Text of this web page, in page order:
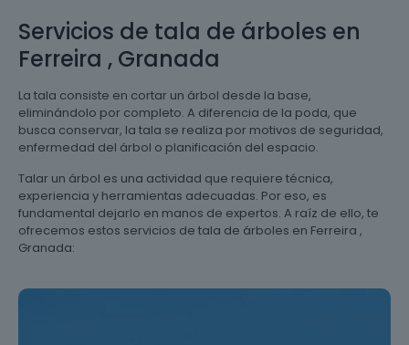
Servicios de tala de árboles en
Ferreira , Granada
La tala consiste en cortar un árbol desde la base,
eliminándolo por completo. A diferencia de la poda, que
busca conservar, la tala se realiza por motivos de seguridad,
enfermedad del árbol o planificación del espacio.
Talar un árbol es una actividad que requiere técnica,
experiencia y herramientas adecuadas. Por eso, es
fundamental dejarlo en manos de expertos. A raíz de ello, te
ofrecemos estos servicios de tala de árboles en Ferreira ,
Granada: